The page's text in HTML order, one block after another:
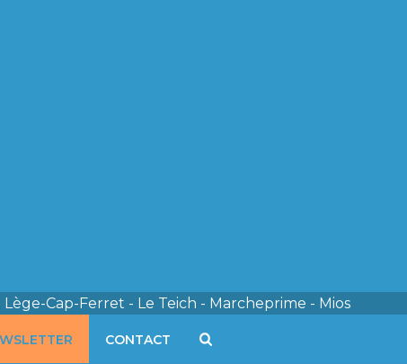
Cap-Ferret - Le Teich - Marcheprime - Mios
CONTACT